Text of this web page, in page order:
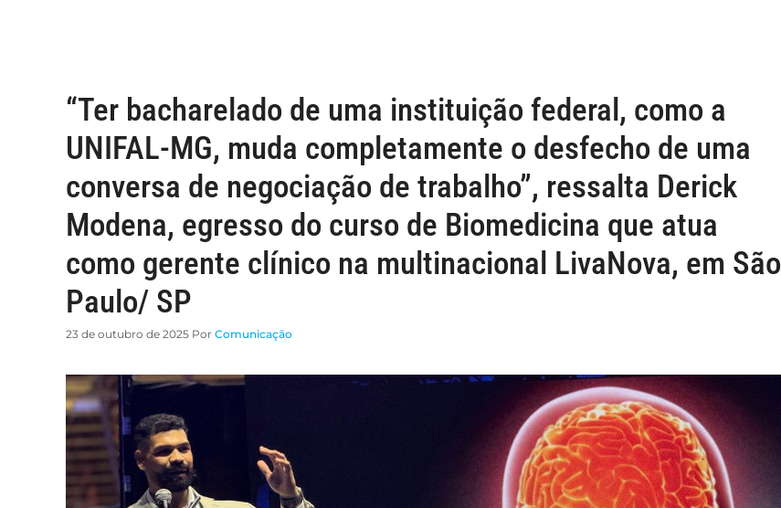
“Ter bacharelado de uma instituição federal, como a
UNIFAL-MG, muda completamente o desfecho de uma
conversa de negociação de trabalho”, ressalta Derick
Modena, egresso do curso de Biomedicina que atua
como gerente clínico na multinacional LivaNova, em São
Paulo/ SP
23 de outubro de 2025 Por Comunicação